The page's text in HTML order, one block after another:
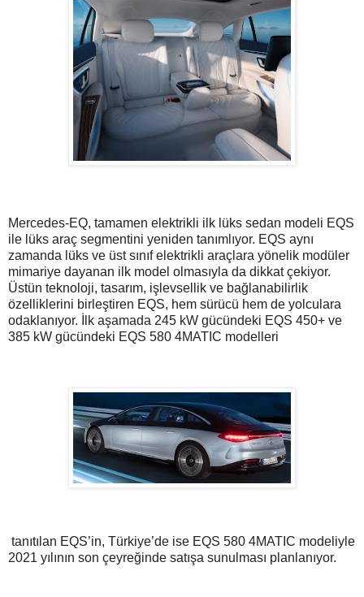
Mercedes-EQ, tamamen elektrikli ilk lüks sedan modeli EQS
ile lüks araç segmentini yeniden tanımlıyor. EQS aynı
zamanda lüks ve üst sınıf elektrikli araçlara yönelik modüler
mimariye dayanan ilk model olmasıyla da dikkat çekiyor.
Üstün teknoloji, tasarım, işlevsellik ve bağlanabilirlik
özelliklerini birleştiren EQS, hem sürücü hem de yolculara
odaklanıyor. İlk aşamada 245 kW gücündeki EQS 450+ ve
385 kW gücündeki EQS 580 4MATIC modelleri
tanıtılan EQS’in, Türkiye’de ise EQS 580 4MATIC modeliyle
2021 yılının son çeyreğinde satışa sunulması planlanıyor.